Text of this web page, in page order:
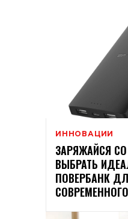
ИННОВАЦИИ
ЗАРЯЖАЙСЯ
ВЫБРАТЬ
ПОВЕРБАНК